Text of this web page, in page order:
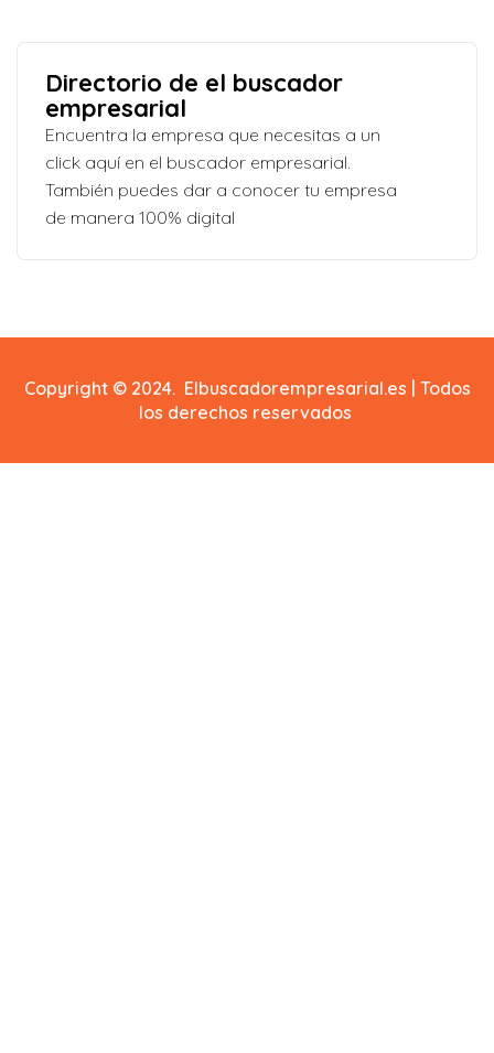
Directorio de el buscador
empresarial
Encuentra la empresa que necesitas a un
click aquí en el buscador empresarial.
También puedes dar a conocer tu empresa
de manera 100% digital
Copyright © 2024. Elbuscadorempresarial.es | Todos
los derechos reservados